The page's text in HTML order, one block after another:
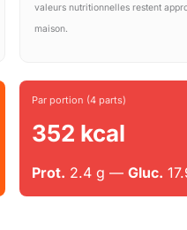
valeurs nutritionnelles restent
maison.
Par portion (4 parts)
352 kcal
Prot. 2.4 g —Gluc.